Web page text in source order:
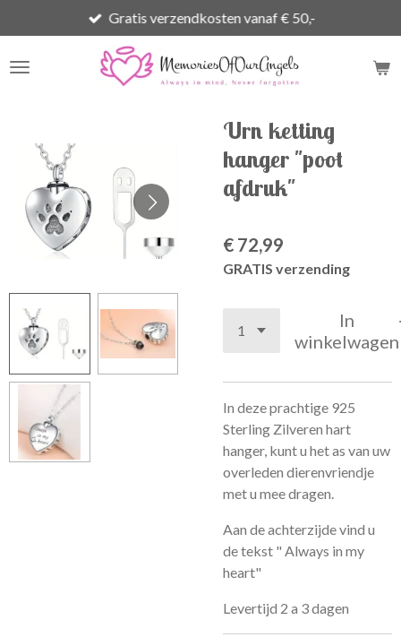
direct
naar
Gratis verzendkosten vanaf € 50,-
Urn ketting
hanger "poot
afdruk"
€ 72,99
GRATIS verzending
In
winkelwagen
In deze prachtige 925
Sterling Zilveren hart
hanger, kunt u het as van uw
overleden dierenvriendje
met u mee dragen.
Aan de achterzijde vind u
de tekst " Always in my
heart"
Levertijd 2 a 3 dagen